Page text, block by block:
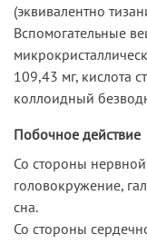
(эквивалентно
Вспомогательные
109,43 мг, кислота
коллоидный
Побочное действие
Со стороны
головокружение,
сна.
Со стороны